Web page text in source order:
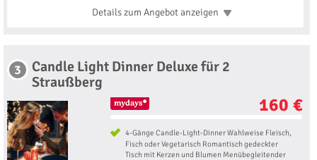
Details zum Angebotanzeigen
3
Candle Light Dinner Deluxe für 2
Straußberg
160 €
4-Gänge Candle-Light-Dinner Wahlweise Fleisch,
Fisch oder Vegetarisch Romantisch gedeckter
Tisch mit Kerzen und Blumen Menübegleitender